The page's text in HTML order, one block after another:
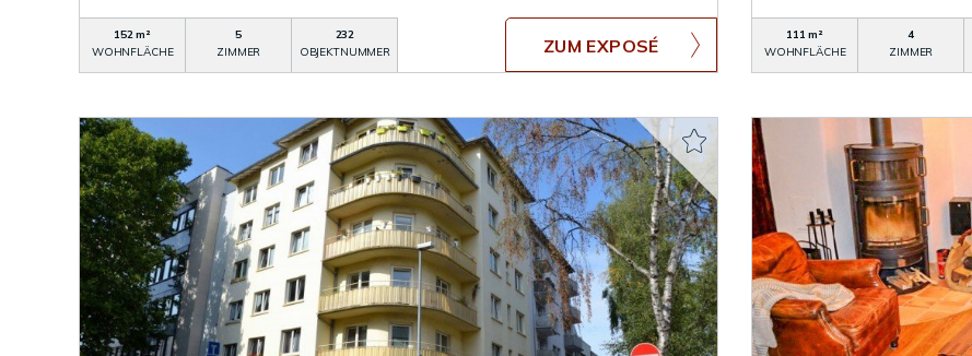
152 m²
WOHNFLÄCHE
5
ZIMMER
232
OBJEKTNUMMER
ZUM EXPOSÉ
111 m²
WOHNFLÄCHE
4
ZIMMER